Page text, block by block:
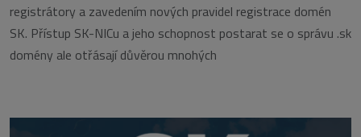
registrátory a zavedením nových pravidel registrace domén
SK. Přístup SK-NICu a jeho schopnost postarat se o správu .sk
domény ale otřásají důvěrou mnohých